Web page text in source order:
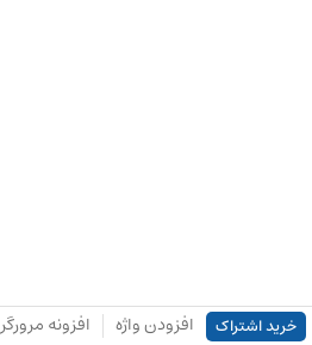
خرید اشتراک افزودن واژه افزونه مرورگر